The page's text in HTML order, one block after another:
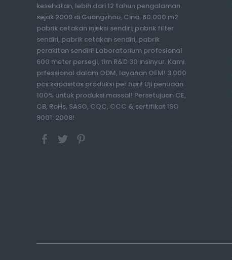
kesehatan, lebih dari 12 tahun pengalaman
sejak 2009 di Guangzhou, Cina. 60.000 m2
pabrik cetakan injeksi sendiri, pabrik filter
sendiri, pabrik cetakan sendiri, pabrik
perakitan sendiri! Laboratorium profesional
600 meter persegi, tim R&D 30 insinyur. Kami
prfessional dalam ODM, layanan OEM! 3.000
pcs kapasitas produksi per hari! Uji penuaan
100% untuk produksi massal! Persetujuan CE,
CB, RoHs, SASO, CQC, CCC & sertifikat ISO
9001: 2008!